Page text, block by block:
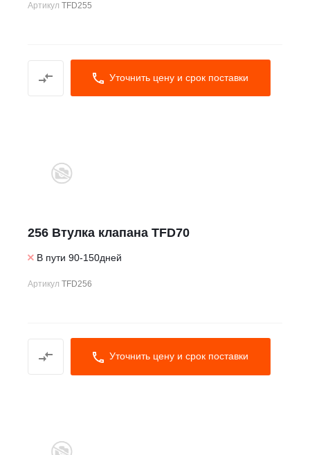
Артикул TFD255
Уточнить цену и срок поставки
256 Втулка клапана TFD70
В пути 90-150дней
Артикул TFD256
Уточнить цену и срок поставки